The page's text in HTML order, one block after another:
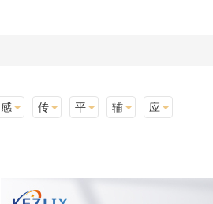
感知层 传输层 平台层 辅助产品与材料 应用终端